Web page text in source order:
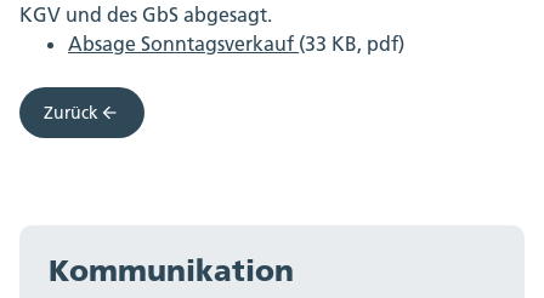
KGV und des GbS abgesagt.
Absage Sonntagsverkauf (33 KB, pdf)
Zurück
Kommunikation